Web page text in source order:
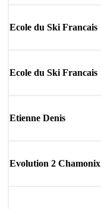
Ecole du Ski Francais
Ecole du Ski Francais
Etienne Denis
Evolution 2 Chamonix